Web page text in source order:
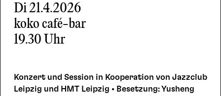
Di21.4.2026
koko café-bar
19.30 Uhr
Konzert und Session in Kooperation von Jazzclub
Leipzig und HMT Leipzig • Besetzung: Yusheng